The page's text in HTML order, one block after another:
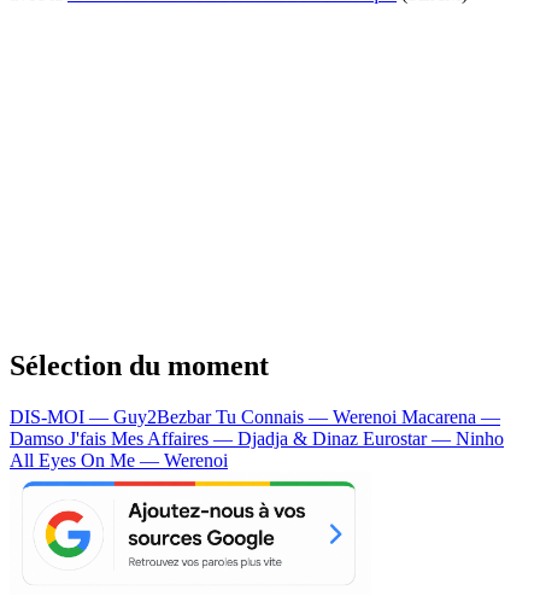
Sélection du moment
DIS-MOI — Guy2BezbarTu Connais — Werenoi Macarena —
Damso J'fais Mes Affaires — Djadja & Dinaz Eurostar — Ninho
All Eyes On Me — Werenoi